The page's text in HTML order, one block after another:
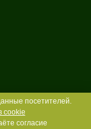
посетителей.
cookie
согласие